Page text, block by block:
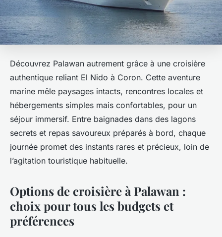
Découvrez Palawan autrement grâce à une croisière
authentique reliant El Nido à Coron. Cette aventure
marine mêle paysages intacts, rencontres locales et
hébergements simples mais confortables, pour un
séjour immersif. Entre baignades dans des lagons
secrets et repas savoureux préparés à bord, chaque
journée promet des instants rares et précieux, loin de
l’agitation touristique habituelle.
Options de croisière à Palawan :
choix pour tous les budgets et
préférences